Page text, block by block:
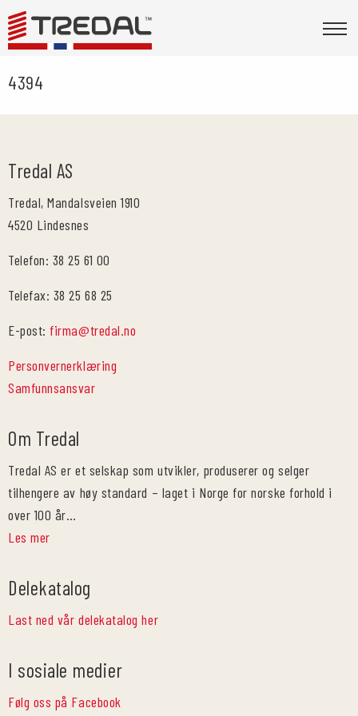
4394
Tredal AS
Tredal, Mandalsveien 1910
4520 Lindesnes
Telefon: 38 25 61 00
Telefax: 38 25 68 25
E-post:firma@tredal.no
Personvernerklæring
Samfunnsansvar
Om Tredal
Tredal AS er et selskap som utvikler, produserer og selger
tilhengere av høy standard – laget i Norge for norske forhold i
over 100 år…
Les mer
Delekatalog
Last ned vår delekatalog her
I sosiale medier
Følg oss på Facebook